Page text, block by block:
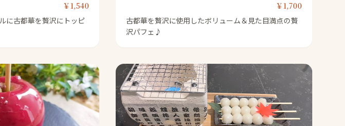
￥1,540
に古都華を贅沢にトッピ
￥1,700
古都華を贅沢に使用したボリューム＆見た目満点の贅
沢パフェ♪